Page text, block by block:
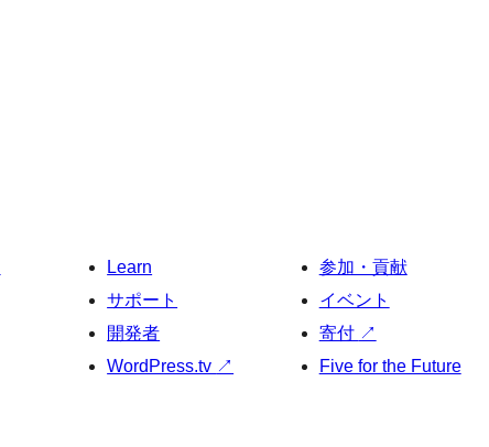
Learn
サポート
開発者
WordPress.tv ↗
参加・貢献
イベント
寄付 ↗
Five for the Future